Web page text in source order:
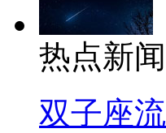
热点新闻
双子座